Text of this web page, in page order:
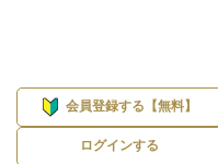
会員登録する【無料】
ログインする